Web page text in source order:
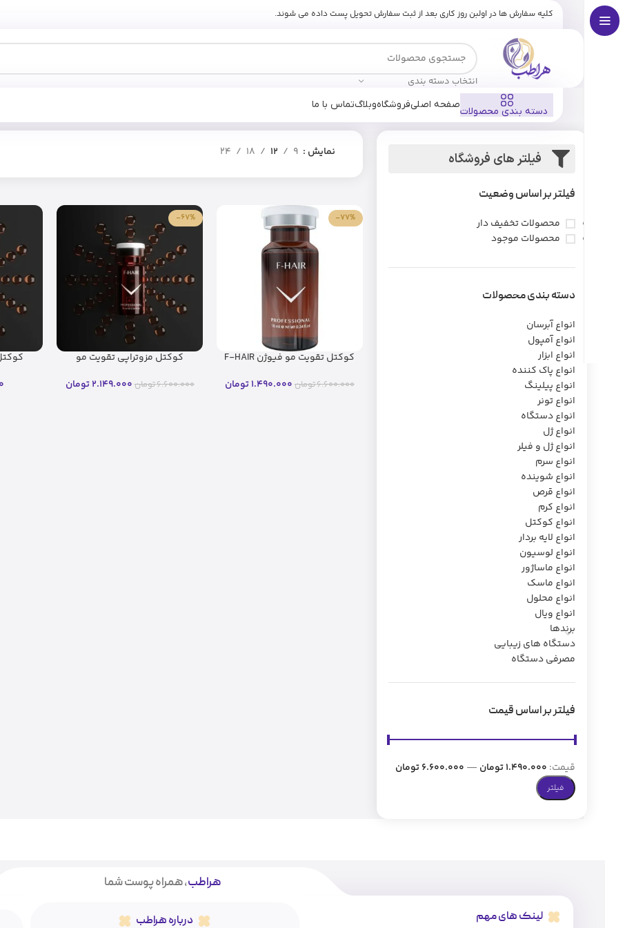
کلیه سفارش ها در اولبن روز کاری بعد از ثبت سفارش تحویل پست داده می شوند.
انتخاب دسته بندی
دسته بندی محصولات
صفحه اصلیفروشگاهوبلاگتماس با ما
فیلتر های فروشگاه
فیلتر بر اساس وضعیت
محصولات تخفیف دار
محصولات موجود
دسته بندی محصولات
انواع آبرسان
انواع آمپول
انواع ابزار
انواع پاک کننده
انواع پیلینگ
انواع تونر
انواع دستگاه
انواع ژل
انواع ژل و فیلر
انواع سرم
انواع شوینده
انواع قرص
انواع کرم
انواع کوکتل
انواع لایه بردار
انواع لوسیون
انواع ماساژور
انواع ماسک
انواع محلول
انواع ویال
برندها
دستگاه های زیبایی
مصرفی دستگاه
فیلتر بر اساس قیمت
فیلتر
قیمت: 1.490.000 تومان — 6.600.000 تومان
نمایش 9
12
18
24
-77%
کوکتل تقویت مو فیوژن F-HAIR
6.600.000تومان 1.490.000تومان
-67%
کوکتل مزوتراپی تقویت مو
6.600.000تومان2.149.000 تومان
هراطب، همراه پوست شما
لینک های مهم درباره هراطب